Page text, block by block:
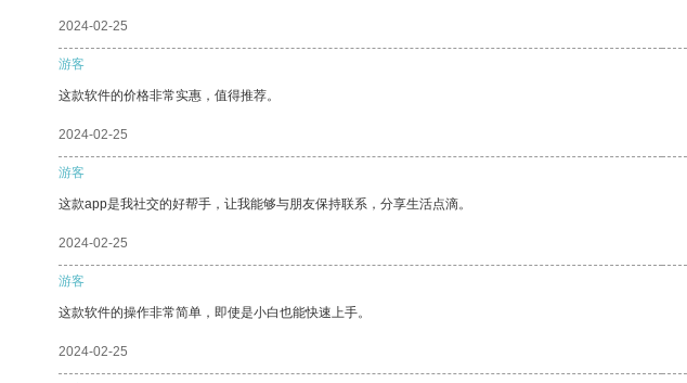
2024-02-25
游客
这款软件的价格非常实惠，值得推荐。
2024-02-25
游客
这款app是我社交的好帮手，让我能够与朋友保持联系，分享生活点滴。
2024-02-25
游客
这款软件的操作非常简单，即使是小白也能快速上手。
2024-02-25